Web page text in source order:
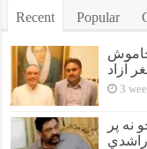
Recent Popular
آزاد
3
نه پر